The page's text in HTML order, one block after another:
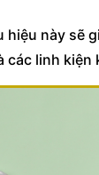
hiệu này sẽ
các linh kiện